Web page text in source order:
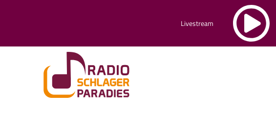
Livestream